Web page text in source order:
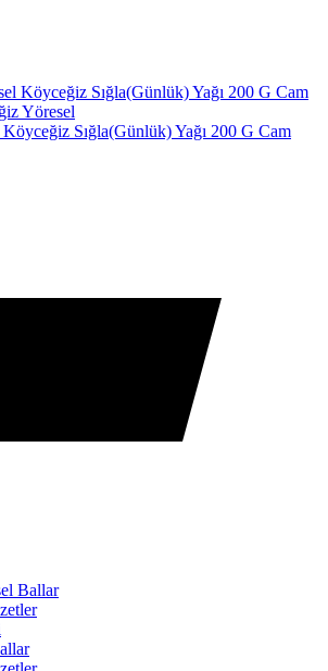
Sığla(Günlük) Yağı 200 G Cam
Ballar